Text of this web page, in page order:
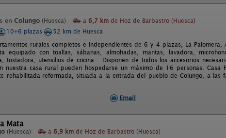
en Colungo (Huesca) a 6,7 km de Hoz de Barbastro (Huesca)
10+6 plazas
52 km de Huesca
rurales completos e independientes de 6 y 4 plazas, La Palomera,
equipado con toallas, sábanas, almohadas, mantas, lavadora,
tostadora, utensilios de cocina... Disponen de todos los accesorios
nuestra casa rural pueden hospedarse un máximo de 16 personas. Casa
rehabilitada-reformada, situada a la entrada del pueblo de Colungo, a las
Email
Mata
(Huesca) a 6,9 km de Hoz de Barbastro (Huesca)